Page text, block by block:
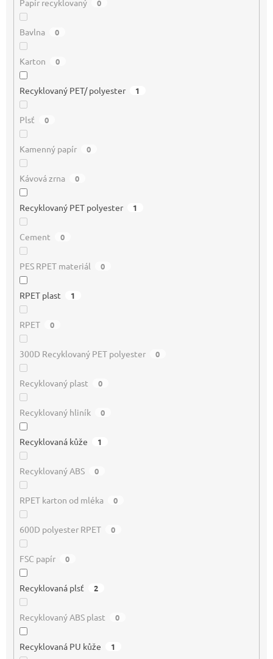
Papír recyklovaný 0
Bavlna 0
Karton 0
Recyklovaný PET/ polyester 1
Plsť 0
Kamenný papír 0
Kávová zrna 0
Recyklovaný PET polyester 1
Cement 0
PES RPET materiál 0
RPET plast 1
RPET 0
300D Recyklovaný PET polyester 0
Recyklovaný plast 0
Recyklovaný hliník 0
Recyklovaná kůže 1
Recyklovaný ABS 0
RPET karton od mléka 0
600D polyester RPET 0
FSC papír 0
Recyklovaná plsť 2
Recyklovaný ABS plast 0
Recyklovaná PU kůže 1